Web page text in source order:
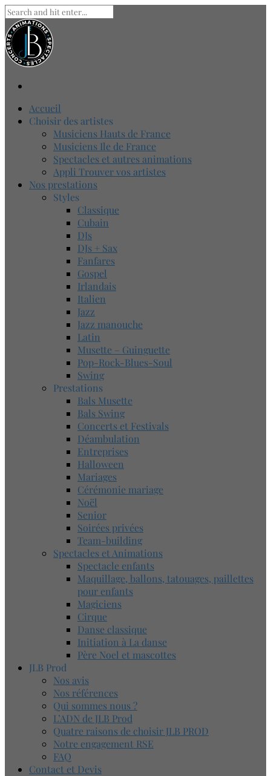
Accueil
Choisir des artistes
Musiciens Hauts de France
Musiciens Ile de France
Spectacles et autres animations
Appli Trouver vos artistes
Nos prestations
Styles
Classique
Cubain
DJs
DJs + Sax
Fanfares
Gospel
Irlandais
Italien
Jazz
Jazz manouche
Latin
Musette – Guinguette
Pop-Rock-Blues-Soul
Swing
Prestations
Bals Musette
Bals Swing
Concerts et Festivals
Déambulation
Entreprises
Halloween
Mariages
Cérémonie mariage
Noël
Senior
Soirées privées
Team-building
Spectacles et Animations
Spectacle enfants
Maquillage, ballons, tatouages, paillettes
pour enfants
Magiciens
Cirque
Danse classique
Initiation à La danse
Père Noel et mascottes
JLB Prod
Nos avis
Nos références
Qui sommes nous ?
L’ADN de JLB Prod
Quatre raisons de choisir JLB PROD
Notre engagement RSE
FAQ
Contact et Devis